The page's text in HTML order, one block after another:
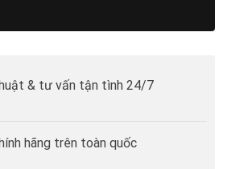
& tư vấn tận tình 24/7
hãng trên toàn quốc